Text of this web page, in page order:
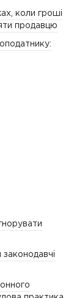
коли гроші
продавцю